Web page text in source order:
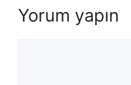
Yorum yapın